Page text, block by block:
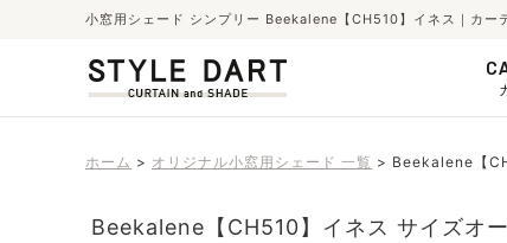
小窓用シェード シンプリー Beekalene【CH510】イネス｜カー
ホーム オリジナル小窓用シェード 一覧 Beekalene【
Beekalene【CH510】イネス サイズオ